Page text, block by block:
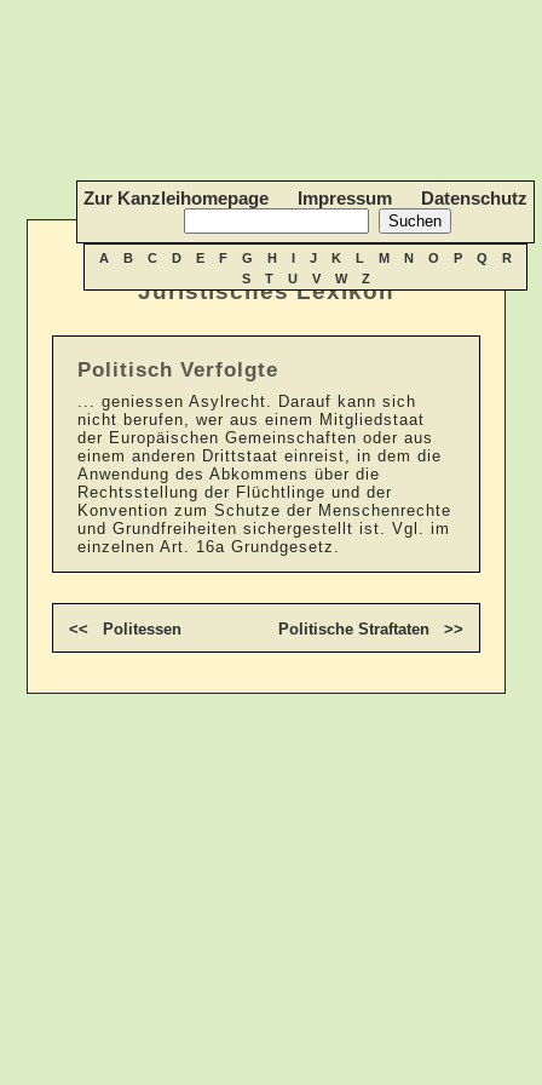
Juristisches Lexikon
Zur Kanzleihomepage Impressum Datenschutz
A B C D E F G H I J K L M N O P Q
R
S
T U V W Z
Politisch Verfolgte
... geniessen Asylrecht. Darauf kann sich
nicht berufen, wer aus einem Mitgliedstaat
der Europäischen Gemeinschaften oder aus
einem anderen Drittstaat einreist, in dem die
Anwendung des Abkommens über die
Rechtsstellung der Flüchtlinge und der
Konvention zum Schutze der Menschenrechte
und Grundfreiheiten sichergestellt ist. Vgl. im
einzelnen Art. 16a Grundgesetz.
<< Politessen Politische Straftaten >>